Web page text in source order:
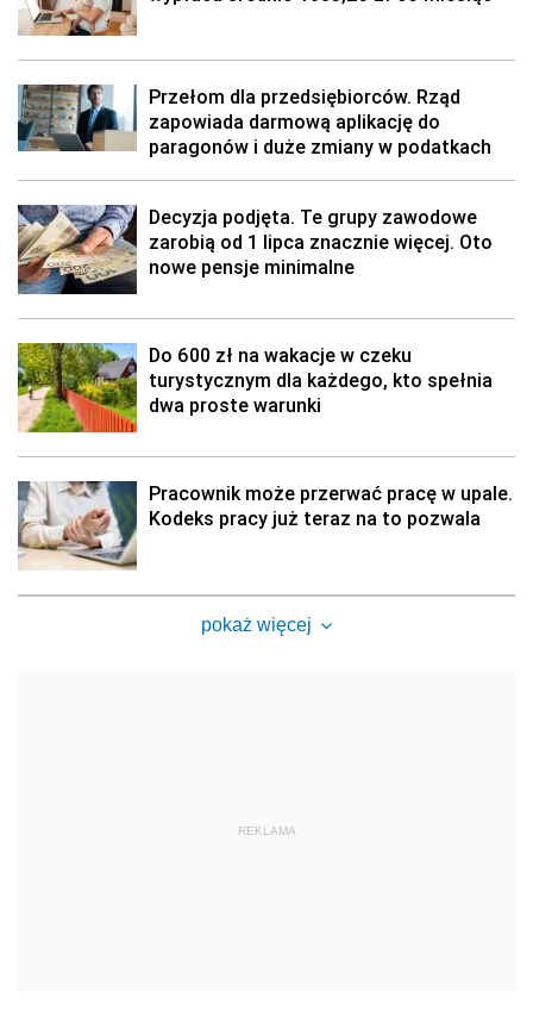
Przełom dla przedsiębiorców. Rząd
zapowiada darmową aplikację do
paragonów i duże zmiany w podatkach
Decyzja podjęta. Te grupy zawodowe
zarobią od 1 lipca znacznie więcej. Oto
nowe pensje minimalne
Do 600 zł na wakacje w czeku
turystycznym dla każdego, kto spełnia
dwa proste warunki
Pracownik może przerwać pracę w upale.
Kodeks pracy już teraz na to pozwala
pokaż więcej
REKLAMA